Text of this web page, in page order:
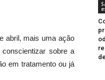
abril, mais uma ação
sobre a
em tratamento ou já